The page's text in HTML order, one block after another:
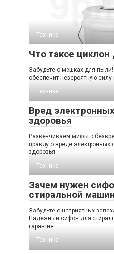
Техника
Что такое
Забудьте о мешках для
обеспечит невероятную
Техника
Вред
здоровья
Развенчиваем мифы о
правду о вреде электронных
здоровья
Техника
Зачем нужен
стиральной
Забудьте о неприятных
Надежный сифон для
гарантия
Техника